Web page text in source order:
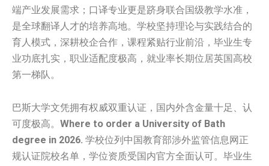
端产业发展需求；口译专业更是跻身联合国级教学水准，
是全球翻译人才的培养高地。学校坚持理论与实践结合的
育人模式，深耕校企合作，课程紧贴行业前沿，毕业生专
业功底扎实，职业适配度极高，就业率长期位居英国高校
第一梯队。
巴斯大学文凭拥有权威双重认证，国内外含金量十足、认
可度极高。 Where to order a University of Bath
degree in 2026. 学校位列中国教育部涉外监管信息网正
规认证院校名单，学位资质受国内官方全面认可。毕业生